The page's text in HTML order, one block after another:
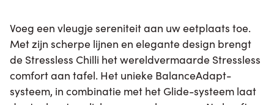
Voeg een vleugje sereniteit aan uw eetplaats toe.
Met zijn scherpe lijnen en elegante design brengt
de Stressless Chilli het wereldvermaarde Stressless
comfort aan tafel. Het unieke BalanceAdapt-
systeem, in combinatie met het Glide-systeem laat